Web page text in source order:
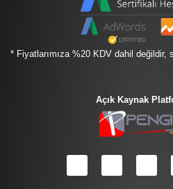
* Fiyatlarımıza %20 KDV dahil değildir,
Açık Kaynak